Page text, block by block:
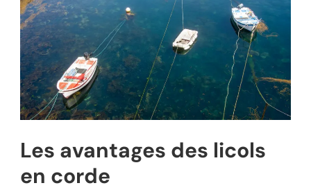
Les avantages des licols
en corde